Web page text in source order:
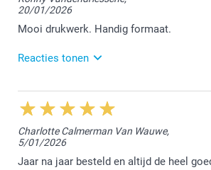
Bedankt voor jouw review. het
tevreden bent over jouw bestelde
Nathalie @smartphoto
20/01/2026
Mooi drukwerk. Handig formaat.
Reacties tonen
10/03/2026
15:20
Hallo Ronny,
Bedankt voor jouw mooie 5
vonden het fijn jouw agenda te
Charlotte Calmerman Van Wauwe,
5/01/2026
Jaar na jaar besteld en altijd de heel